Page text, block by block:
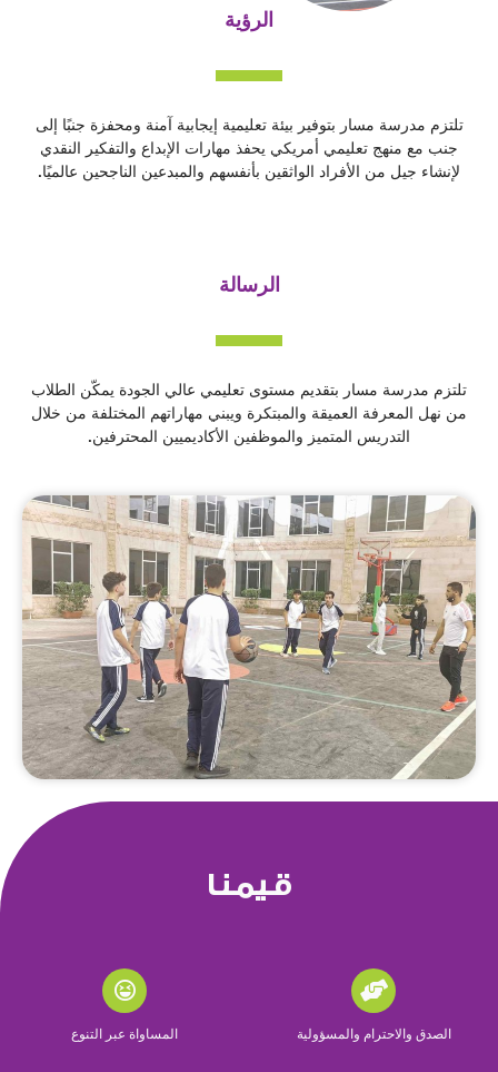
الرؤية
تلتزم مدرسة مسار بتوفير بيئة تعليمية إيجابية آمنة ومحفزة جنبًا إلى
جنب مع منهج تعليمي أمريكي يحفذ مهارات الإبداع والتفكير النقدي
لإنشاء جيل من الأفراد الواثقين بأنفسهم والمبدعين الناجحين عالميًا.
الرسالة
تلتزم مدرسة مسار بتقديم مستوى تعليمي عالي الجودة يمكّن الطلاب
من نهل المعرفة العميقة والمبتكرة ويبني مهاراتهم المختلفة من خلال
التدريس المتميز والموظفين الأكاديميين المحترفين.
قيمنا
الصدق والاحترام والمسؤولية المساواة عبر التنوع